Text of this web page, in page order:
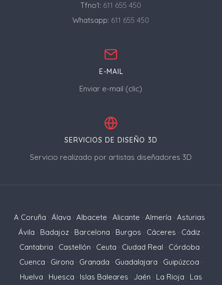
Tfno1: 611 655 450
Whatsapp: 611 655 450
E-MAIL
Enviar e-mail (clic)
SERVICIOS DE DISEÑO 3D
Servicio realizado por artistas diseñadores 3D
A Coruña · Álava · Albacete · Alicante · Almería · Asturias ·
Ávila · Badajoz · Barcelona · Burgos · Cáceres · Cádiz ·
Cantabria · Castellón · Ceuta · Ciudad Real · Córdoba ·
Cuenca · Girona · Granada · Guadalajara · Guipúzcoa ·
Huelva · Huesca · Islas Baleares · Jaén · La Rioja · Las